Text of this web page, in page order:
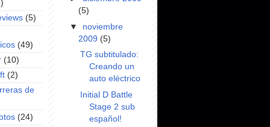
(5)
(49)
(10)
(2)
de
(24)
(5)
▼ noviembre
2009 (5)
TG subtitulado:
Creando un
auto eléctrico
Initial D Battle
Stage 2 sub
español!